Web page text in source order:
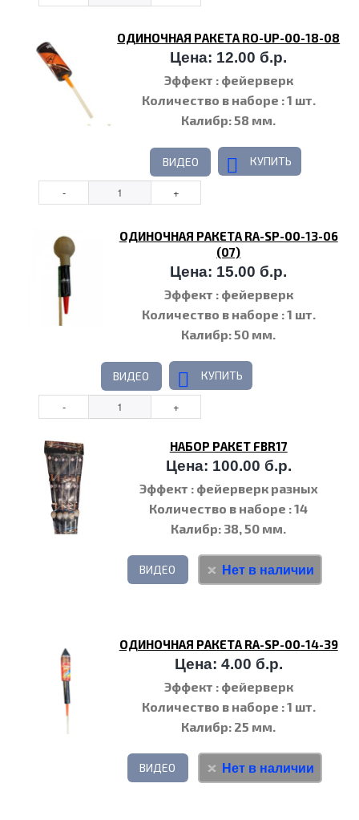
ОДИНОЧНАЯ РАКЕТА RO-UP-00-18-08
Цена: 12.00 б.р.
Эффект : фейерверк
Количество в наборе : 1 шт.
Калибр: 58 мм.
ВИДЕО КУПИТЬ
ОДИНОЧНАЯ РАКЕТА RA-SP-00-13-06
(07)
Цена: 15.00 б.р.
Эффект : фейерверк
Количество в наборе : 1 шт.
Калибр: 50 мм.
ВИДЕО КУПИТЬ
НАБОР РАКЕТ FBR17
Цена: 100.00 б.р.
Эффект : фейерверк разных
эффектов
Количество в наборе : 14
Калибр: 38, 50 мм.
ВИДЕО Нет в наличии
ОДИНОЧНАЯ РАКЕТА RA-SP-00-14-39
Цена: 4.00 б.р.
Эффект : фейерверк
Количество в наборе : 1 шт.
Калибр: 25 мм.
ВИДЕО Нет в наличии